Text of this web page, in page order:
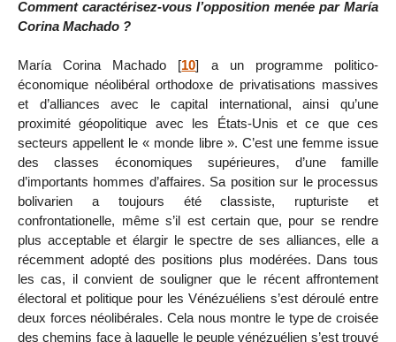
Comment caractérisez-vous l’opposition menée par María
Corina Machado ?
María Corina Machado [10] a un programme politico-
économique néolibéral orthodoxe de privatisations massives
et d’alliances avec le capital international, ainsi qu’une
proximité géopolitique avec les États-Unis et ce que ces
secteurs appellent le « monde libre ». C’est une femme issue
des classes économiques supérieures, d’une famille
d’importants hommes d’affaires. Sa position sur le processus
bolivarien a toujours été classiste, rupturiste et
confrontationelle, même s’il est certain que, pour se rendre
plus acceptable et élargir le spectre de ses alliances, elle a
récemment adopté des positions plus modérées. Dans tous
les cas, il convient de souligner que le récent affrontement
électoral et politique pour les Vénézuéliens s’est déroulé entre
deux forces néolibérales. Cela nous montre le type de croisée
des chemins face à laquelle le peuple vénézuélien s’est trouvé